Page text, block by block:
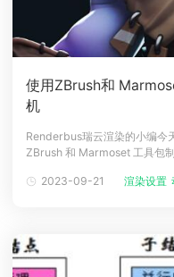
使用ZBrush和
机
Renderbus瑞云渲染的小编今
ZBrush 和 Marmoset 工具包
我们快速完成角色的创作啦。
2023-09-21 渲染设置